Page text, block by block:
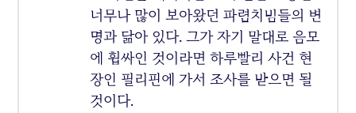
너무나 많이 보아왔던 파렴치범들의 변
명과 닮아 있다. 그가 자기 말대로 음모
에 휩싸인 것이라면 하루빨리 사건 현
장인 필리핀에 가서 조사를 받으면 될
것이다.